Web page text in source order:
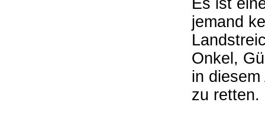
Es ist
jemand
Onkel,
in
zu retten.